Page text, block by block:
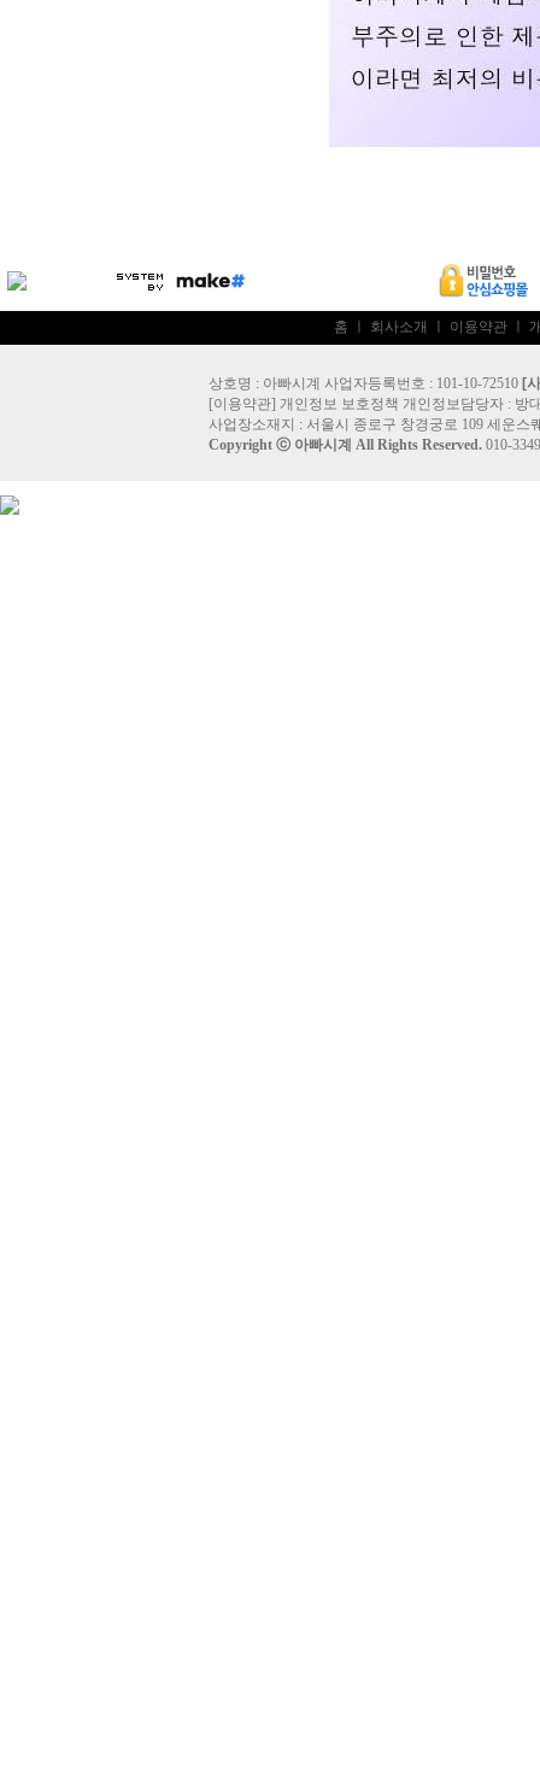
홈 회사소개 이용약관
상호명 : 아빠시계 사업자등록번호 : 101-10-72510 [
[이용약관] 개인정보 보호정책 개인정보담당자 : 방
사업장소재지 : 서울시 종로구 창경궁로 109 세운스
Copyright ⓒ 아빠시계 All Rights Reserved. 010-